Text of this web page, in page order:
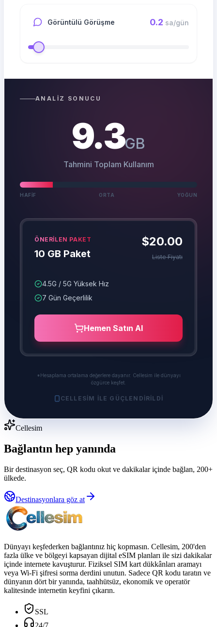
Görüntülü Görüşme 0.2 sa/gün
ANALIZ SONUCU
9.3GB
Tahmini Toplam Kullanım
HAFIF ORTA YOĞUN
ÖNERILEN PAKET
10 GB Paket
$20.00
Liste Fiyatı
4.5G / 5G Yüksek Hız
7 Gün Geçerlilik
Hemen Satın Al
*Hesaplama ortalama değerlere dayanır. Cellesim ile dünyayı
özgürce keşfet.
CELLESIM ILE GÜÇLENDIRILDI
Cellesim
Bağlantın hep yanında
Bir destinasyon seç, QR kodu okut ve dakikalar içinde bağlan, 200+
ülkede.
Destinasyonlara göz at
Dünyayı keşfederken bağlantınız hiç kopmasın. Cellesim, 200'den
fazla ülke ve bölgeyi kapsayan dijital eSIM planları ile sizi dakikalar
içinde internete kavuşturur. Fiziksel SIM kart dükkânları aramayı
veya Wi-Fi şifresi sorma derdini unutun. Sadece QR kodu taratın ve
dünyanın dört bir yanında, taahhütsüz, ekonomik ve operatör
kalitesinde internetin keyfini çıkarın.
SSL
24/7